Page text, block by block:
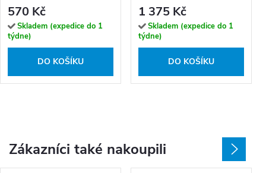
570 Kč
Skladem (expedice do 1
týdne)
DO KOŠÍKU
1 375 Kč
Skladem (expedice do 1
týdne)
DO KOŠÍKU
Zákazníci také nakoupili